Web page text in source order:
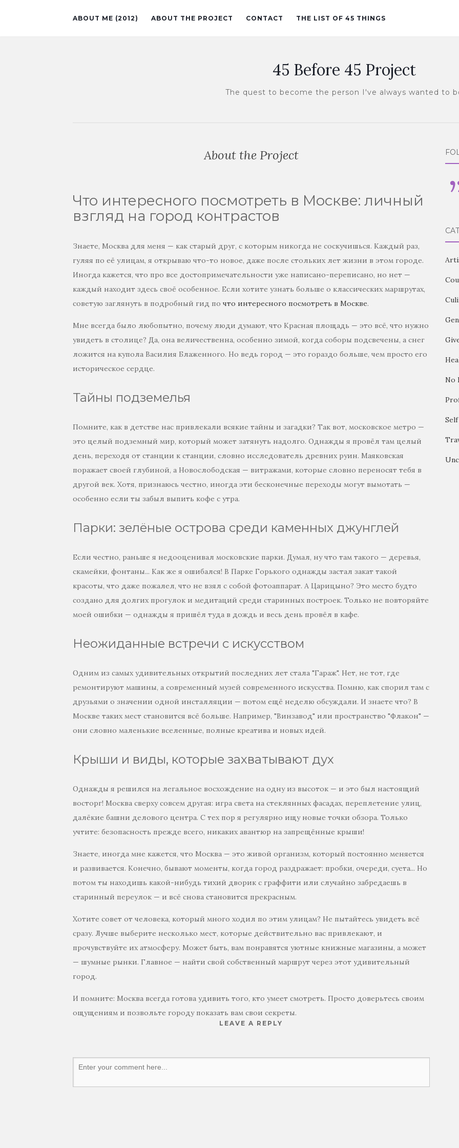
ABOUT ME (2012) ABOUT THE PROJECT CONTACT THE LIST OF 45 THINGS
45 Before 45 Project
The quest to become the person I've always wanted to
About the Project
Что интересного посмотреть в Москве: личный
взгляд на город контрастов
Знаете, Москва для меня — как старый друг, с которым никогда не соскучишься. Каждый раз,
гуляя по её улицам, я открываю что-то новое, даже после стольких лет жизни в этом городе.
Иногда кажется, что про все достопримечательности уже написано-переписано, но нет —
каждый находит здесь своё особенное. Если хотите узнать больше о классических маршрутах,
советую заглянуть в подробный гид по что интересного посмотреть в Москве.
Мне всегда было любопытно, почему люди думают, что Красная площадь — это всё, что нужно
увидеть в столице? Да, она величественна, особенно зимой, когда соборы подсвечены, а снег
ложится на купола Василия Блаженного. Но ведь город — это гораздо больше, чем просто его
историческое сердце.
Тайны подземелья
Помните, как в детстве нас привлекали всякие тайны и загадки? Так вот, московское метро —
это целый подземный мир, который может затянуть надолго. Однажды я провёл там целый
день, переходя от станции к станции, словно исследователь древних руин. Маяковская
поражает своей глубиной, а Новослободская — витражами, которые словно переносят тебя в
другой век. Хотя, признаюсь честно, иногда эти бесконечные переходы могут вымотать —
особенно если ты забыл выпить кофе с утра.
Парки: зелёные острова среди каменных джунглей
Если честно, раньше я недооценивал московские парки. Думал, ну что там такого — деревья,
скамейки, фонтаны... Как же я ошибался! В Парке Горького однажды застал закат такой
красоты, что даже пожалел, что не взял с собой фотоаппарат. А Царицыно? Это место будто
создано для долгих прогулок и медитаций среди старинных построек. Только не повторяйте
моей ошибки — однажды я пришёл туда в дождь и весь день провёл в кафе.
Неожиданные встречи с искусством
Одним из самых удивительных открытий последних лет стала "Гараж". Нет, не тот, где
ремонтируют машины, а современный музей современного искусства. Помню, как спорил там с
друзьями о значении одной инсталляции — потом ещё неделю обсуждали. И знаете что? В
Москве таких мест становится всё больше. Например, "Винзавод" или пространство "Флакон" —
они словно маленькие вселенные, полные креатива и новых идей.
Крыши и виды, которые захватывают дух
Однажды я решился на легальное восхождение на одну из высоток — и это был настоящий
восторг! Москва сверху совсем другая: игра света на стеклянных фасадах, переплетение улиц,
далёкие башни делового центра. С тех пор я регулярно ищу новые точки обзора. Только
учтите: безопасность прежде всего, никаких авантюр на запрещённые крыши!
Знаете, иногда мне кажется, что Москва — это живой организм, который постоянно меняется
и развивается. Конечно, бывают моменты, когда город раздражает: пробки, очереди, суета... Но
потом ты находишь какой-нибудь тихий дворик с граффити или случайно забредаешь в
старинный переулок — и всё снова становится прекрасным.
Хотите совет от человека, который много ходил по этим улицам? Не пытайтесь увидеть всё
сразу. Лучше выберите несколько мест, которые действительно вас привлекают, и
прочувствуйте их атмосферу. Может быть, вам понравятся уютные книжные магазины, а может
— шумные рынки. Главное — найти свой собственный маршрут через этот удивительный
город.
И помните: Москва всегда готова удивить того, кто умеет смотреть. Просто доверьтесь своим
ощущениям и позвольте городу показать вам свои секреты.
LEAVE A REPLY
No